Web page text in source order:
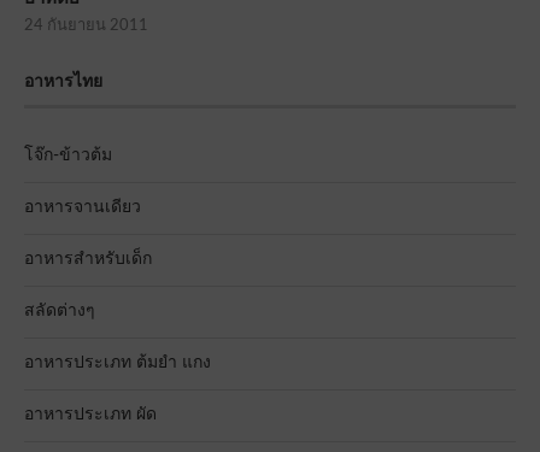
24 กันยายน 2011
อาหารไทย
โจ๊ก-ข้าวต้ม
อาหารจานเดียว
อาหารสำหรับเด็ก
สลัดต่างๆ
อาหารประเภท ต้มยำ แกง
อาหารประเภท ผัด